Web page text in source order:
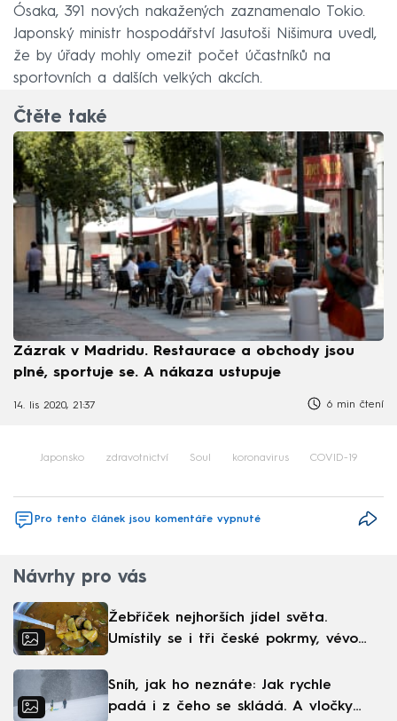
Ósaka, 391 nových nakažených zaznamenalo Tokio.
Japonský ministr hospodářství Jasutoši Nišimura uvedl,
že by úřady mohly omezit počet účastníků na
sportovních a dalších velkých akcích.
Čtěte také
Zázrak v Madridu. Restaurace a obchody jsou
plné, sportuje se. A nákaza ustupuje
14. lis 2020, 21:37 6 min čtení
Japonsko zdravotnictví Soul koronavirus COVID-19
Pro tento článek jsou komentáře vypnuté
Návrhy pro vás
Žebříček nejhorších jídel světa.
Umístily se i tři české pokrmy, vévodí
Sníh, jak ho neznáte: Jak rychle
padá i z čeho se skládá. A vločky